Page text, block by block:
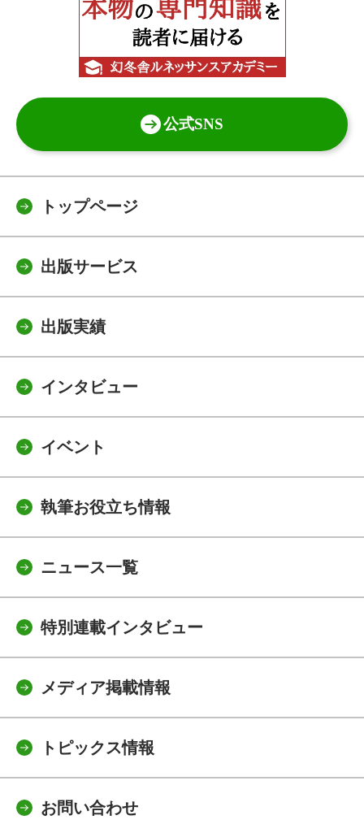
公式SNS
トップページ
出版サービス
出版実績
インタビュー
イベント
執筆お役立ち情報
ニュース一覧
特別連載インタビュー
メディア掲載情報
トピックス情報
お問い合わせ